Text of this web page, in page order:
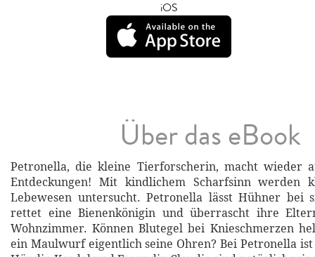
iOS
Über das eBook
Petronella, die kleine Tierforscherin, macht wieder
Entdeckungen! Mit kindlichem Scharfsinn werden
Lebewesen untersucht. Petronella lässt Hühner bei
rettet eine Bienenkönigin und überrascht ihre
Wohnzimmer. Können Blutegel bei Knieschmerzen
ein Maulwurf eigentlich seine Ohren? Bei Petronella